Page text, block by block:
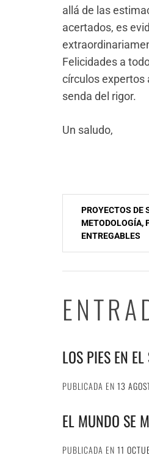
allá de las
acertados, es
Felicidades a
círculos expertos
senda del rigor.
Un saludo,
NavegaciÃ³n
entradas
PROYECTOS DE
METODOLOGÍA,
ENTREGABLES
LOS PIES EN EL
PUBLICADA EN 13
EL MUNDO SE
PUBLICADA EN 11